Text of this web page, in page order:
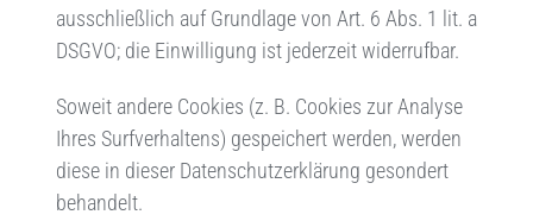
ausschließlich auf Grundlage von Art. 6 Abs. 1 lit. a
DSGVO; die Einwilligung ist jederzeit widerrufbar.
Soweit andere Cookies (z. B. Cookies zur Analyse
Ihres Surfverhaltens) gespeichert werden, werden
diese in dieser Datenschutzerklärung gesondert
behandelt.